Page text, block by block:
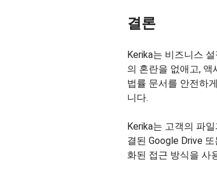
결론
Kerika는 비즈니스
의 혼란을 없애고,
법률 문서를 안전하
니다.
Kerika는 고객의 파
결된 Google Drive
화된 접근 방식을 사